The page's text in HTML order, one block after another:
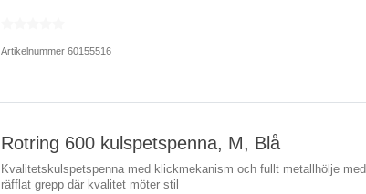
Artikelnummer 60155516
Rotring 600 kulspetspenna, M, Blå
Kvalitetskulspetspenna med klickmekanism och fullt metallhölje med
räfflat grepp där kvalitet möter stil